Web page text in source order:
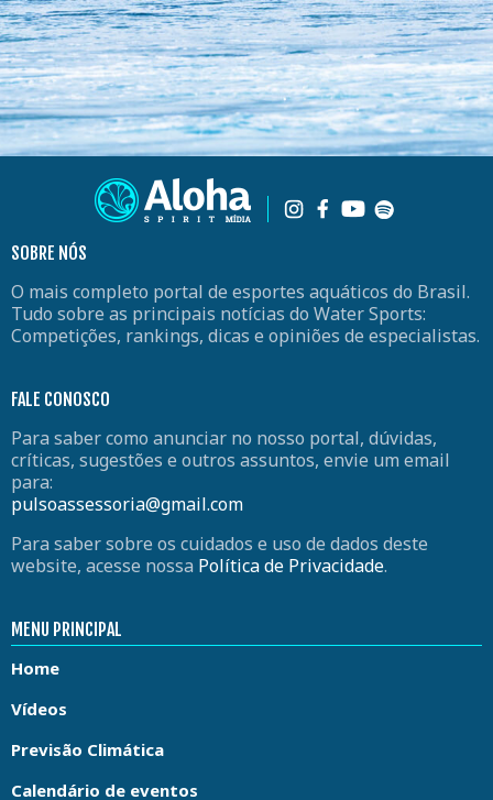
SOBRE NÓS
O mais completo portal de esportes aquáticos do Brasil.
Tudo sobre as principais notícias do Water Sports:
Competições, rankings, dicas e opiniões de especialistas.
FALE CONOSCO
Para saber como anunciar no nosso portal, dúvidas,
críticas, sugestões e outros assuntos, envie um email
para:
pulsoassessoria@gmail.com
Para saber sobre os cuidados e uso de dados deste
website, acesse nossa Política de Privacidade.
MENU PRINCIPAL
Home
Vídeos
Previsão Climática
Calendário de eventos